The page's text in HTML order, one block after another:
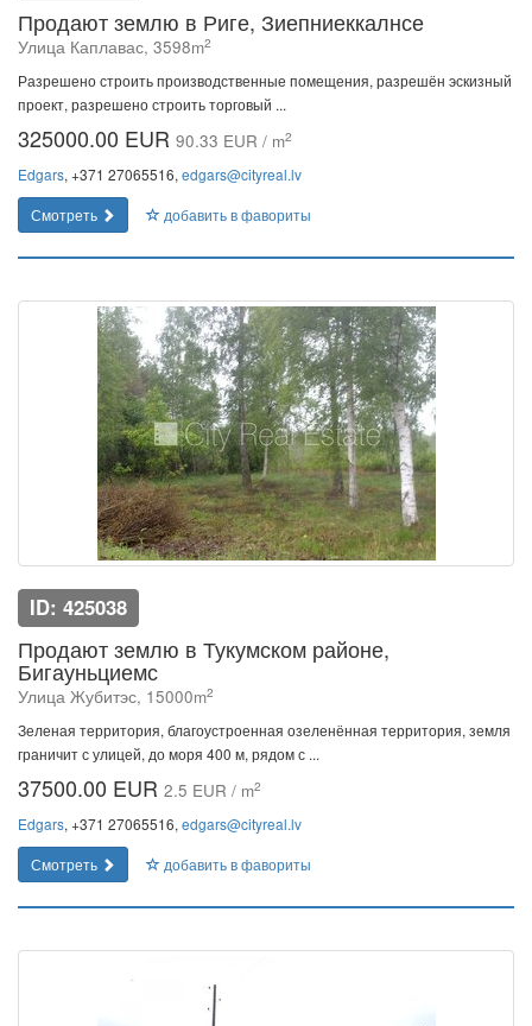
Продают землю в Риге, Зиепниеккалнсе
Улица Каплавас, 3598m2
Разрешено строить производственные помещения, разрешён эскизный
проект, разрешено строить торговый ...
325000.00 EUR 90.33 EUR / m2
Edgars, +371 27065516, edgars@cityreal.lv
Смотреть
добавить в фавориты
ID: 425038
Продают землю в Тукумском районе,
Бигауньциемс
Улица Жубитэс, 15000m2
Зеленая территория, благоустроенная озеленённая территория, земля
граничит с улицей, до моря 400 м, рядом с ...
37500.00 EUR 2.5 EUR / m2
Edgars, +371 27065516, edgars@cityreal.lv
Смотреть
добавить в фавориты